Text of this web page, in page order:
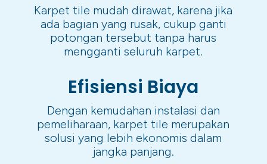
Karpet tile mudah dirawat, karena jika
ada bagian yang rusak, cukup ganti
potongan tersebut tanpa harus
mengganti seluruh karpet.
Efisiensi Biaya
Dengan kemudahan instalasi dan
pemeliharaan, karpet tile merupakan
solusi yang lebih ekonomis dalam
jangka panjang.